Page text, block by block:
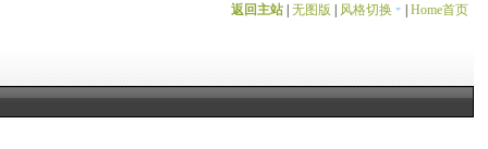
返回主站| 无图版 风格切换 Home首页